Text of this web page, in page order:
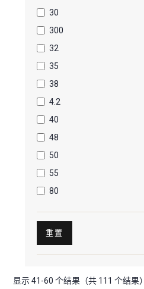
30
300
32
35
38
4.2
40
48
50
55
80
重置
显示 41-60 个结果（共 111 个结果）